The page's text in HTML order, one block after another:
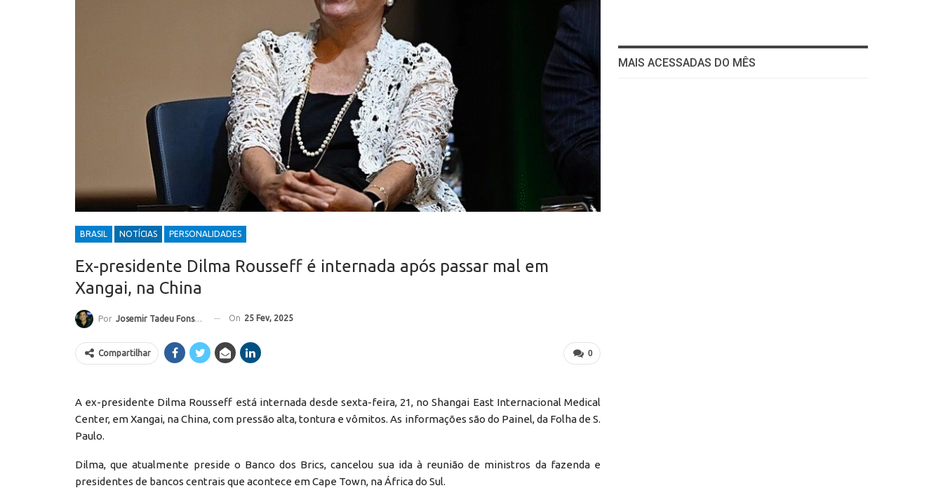
BRASIL NOTÍCIAS PERSONALIDADES
Ex-presidente Dilma Rousseff é internada após passar mal em
Xangai, na China
Por Josemir Tadeu Fonseca On 25 Fev, 2025
0
Compartilhar
A ex-presidente Dilma Rousseff está internada desde sexta-feira, 21, no Shangai East Internacional Medical
Center, em Xangai, na China, com pressão alta, tontura e vômitos. As informações são do Painel, da Folha de S.
Paulo.
Dilma, que atualmente preside o Banco dos Brics, cancelou sua ida à reunião de ministros da fazenda e
presidentes de bancos centrais que acontece em Cape Town, na África do Sul.
MAIS ACESSADAS DO MÊS